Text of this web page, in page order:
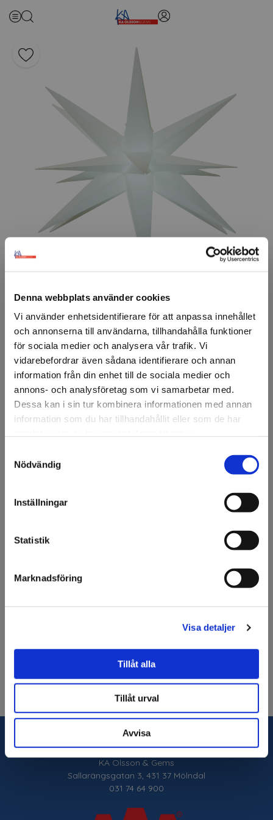
Denna webbplats använder cookies
Vi använder enhetsidentifierare för att anpassa innehållet
och annonserna till användarna, tillhandahålla funktioner
för sociala medier och analysera vår trafik. Vi
vidarebefordrar även sådana identifierare och annan
information från din enhet till de sociala medier och
annons- och analysföretag som vi samarbetar med.
Dessa kan i sin tur kombinera informationen med annan
information som du har tillhandahållit eller som de har
Nödvändig
Inställningar
Statistik
Marknadsföring
Visa detaljer
Tillåt alla
Tillåt urval
Avvisa
FÖRSTASIDAN DISPLAY & DEKOR DEKOR JUL ▸STJÄRNOR
Julstjärna, vikbar 3D
Stjärna hopfällbar, 3D, 80cm inklusive 3m kabel med
sockel, utan glödlampa, vit, plast.
Ansök om konto
Stjärna hopfällbar, 3D, 80cm inklusive 3m kabel med
Specifikation
Kontakt
KA Olsson & Gems
Sallarängsgatan 3, 431 37 Mölndal
031 74 64 900